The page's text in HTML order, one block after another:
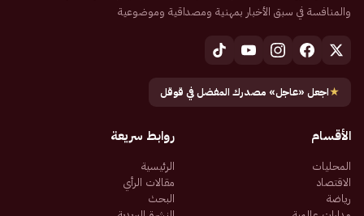
والمنافسة في سبق الأخبار بمهنية ومصداقية وموضوعية
★اجعل «عاجل» مصدرك المفضل في قوقل
الأقسام
المحليات
الاقتصاد
رياضة
روابط سريعة
الرئيسية
مقالات الرأي
البحث